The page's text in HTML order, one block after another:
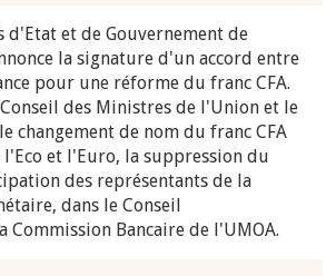
d'Etat et de Gouvernement de
la signature d'un accord entre
pour une réforme du franc CFA.
des Ministres de l'Union et le
changement de nom du franc CFA
et l'Euro, la suppression du
des représentants de la
dans le Conseil
Commission Bancaire de l'UMOA.